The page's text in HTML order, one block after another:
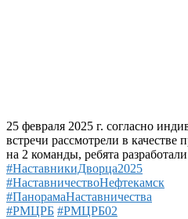
25 февраля 2025 г. согласно
встречи рассмотрели в
на 2 команды, ребята
#НаставникиДворца2025
#НаставничествоНефтекамск
#ПанорамаНаставничества
#РМЦРБ #РМЦРБ02